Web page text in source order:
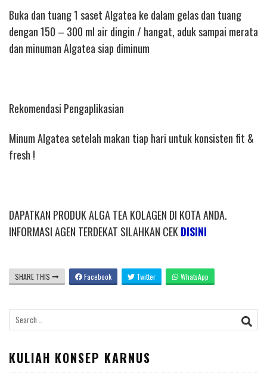
Buka dan tuang 1 saset Algatea ke dalam gelas dan tuang
dengan 150 – 300 ml air dingin / hangat, aduk sampai merata
dan minuman Algatea siap diminum
Rekomendasi Pengaplikasian
Minum Algatea setelah makan tiap hari untuk konsisten fit &
fresh !
DAPATKAN PRODUK ALGA TEA KOLAGEN DI KOTA ANDA.
INFORMASI AGEN TERDEKAT SILAHKAN CEKDISINI
SHARE THIS Facebook Twitter WhatsApp
Search
for:
KULIAH KONSEP KARNUS